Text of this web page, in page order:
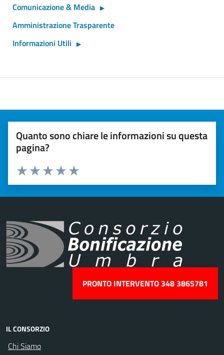
Comunicazione & Media
Amministrazione Trasparente
Informazioni Utili
Quanto sono chiare le informazioni su questa
pagina?
Valuta 5 stelle su 5
Valuta 4 stelle su 5
Valuta 3 stelle su 5
Valuta 2 stelle su 5
Valuta 1 stelle su 5
PRONTO INTERVENTO 348 3865781
IL CONSORZIO
Chi Siamo